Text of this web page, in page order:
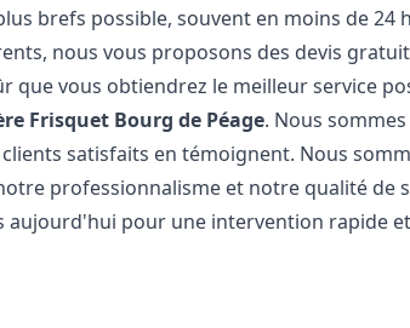
brefs possible, souvent en moins de 24
nous vous proposons des devis
que vous obtiendrez le meilleur service
Frisquet Bourg de Péage. Nous
satisfaits en témoignent. Nous
professionnalisme et notre qualité de
aujourd'hui pour une intervention rapide